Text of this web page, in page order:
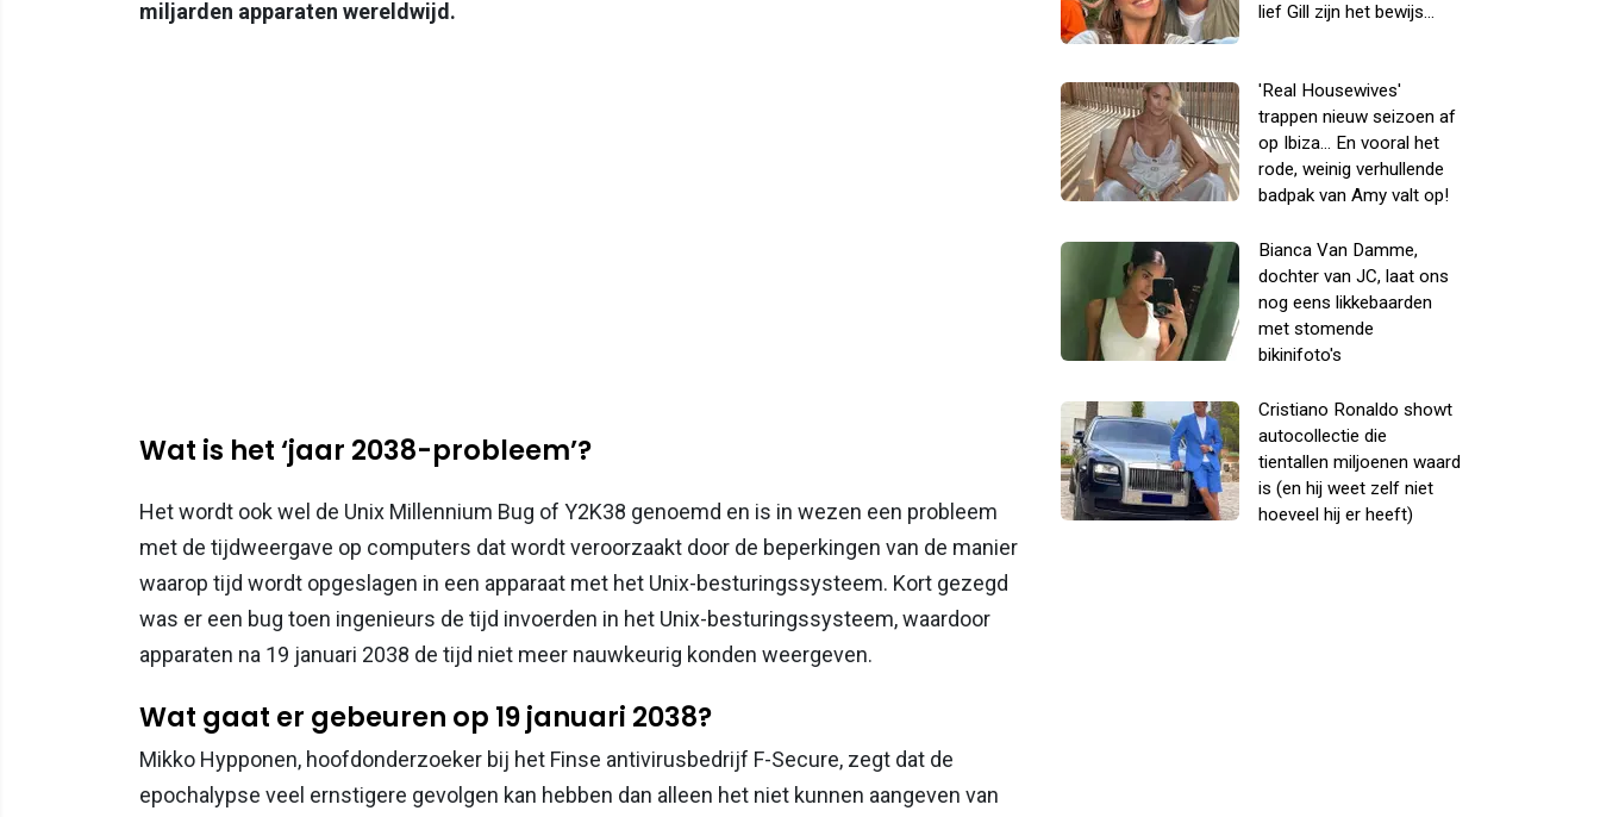
miljarden apparaten wereldwijd.
Wat is het ‘jaar 2038-probleem’?
Het wordt ook wel de Unix Millennium Bug of Y2K38 genoemd en is in wezen een probleem
met de tijdweergave op computers dat wordt veroorzaakt door de beperkingen van de manier
waarop tijd wordt opgeslagen in een apparaat met het Unix-besturingssysteem. Kort gezegd
was er een bug toen ingenieurs de tijd invoerden in het Unix-besturingssysteem, waardoor
apparaten na 19 januari 2038 de tijd niet meer nauwkeurig konden weergeven.
Wat gaat er gebeuren op 19 januari 2038?
Mikko Hypponen, hoofdonderzoeker bij het Finse antivirusbedrijf F-Secure, zegt dat de
epochalypse veel ernstigere gevolgen kan hebben dan alleen het niet kunnen aangeven van
lief Gill zijn het bewijs...
'Real Housewives'
trappen nieuw seizoen af
op Ibiza... En vooral het
rode, weinig verhullende
badpak van Amy valt op!
Bianca Van Damme,
dochter van JC, laat ons
nog eens likkebaarden
met stomende
bikinifoto's
Cristiano Ronaldo showt
autocollectie die
tientallen miljoenen waard
is (en hij weet zelf niet
hoeveel hij er heeft)